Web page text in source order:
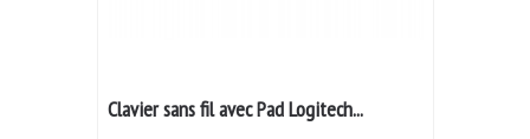
Clavier sans fil avec Pad Logitech...